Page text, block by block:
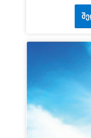
他， 并了解为什
的机会。孩子们明
意。 *一定要提前
有些画面 对年幼的
视频相对更加平和
第一课：不给嫉
超级真理：
我不会
超级经文：“在何
和各样的坏事。”雅